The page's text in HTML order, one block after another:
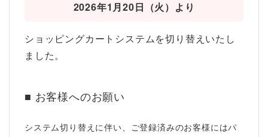
2026年1月20日（火）より
ショッピングカートシステムを切り替えいたし
ました。
■ お客様へのお願い
システム切り替えに伴い、ご登録済みのお客様にはパ